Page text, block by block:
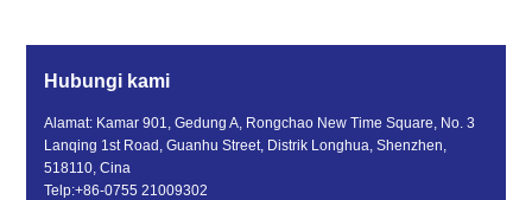
Hubungi kami
Alamat: Kamar 901, Gedung A, Rongchao New Time Square, No. 3
Lanqing 1st Road, Guanhu Street, Distrik Longhua, Shenzhen,
518110, Cina
Telp:+86-0755 21009302